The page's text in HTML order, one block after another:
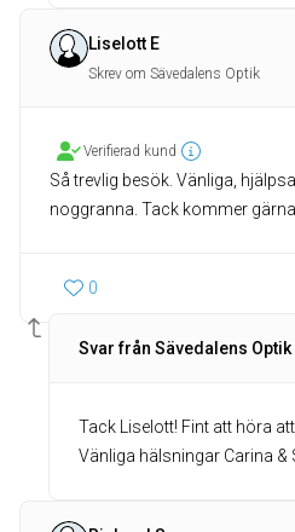
Liselott E
Skrev om Sävedalens Optik
Verifierad kund
Så trevlig besök. Vänliga,
noggranna. Tack kommer
0
Svar från Sävedalens Optik
Tack Liselott! Fint att höra
Vänliga hälsningar Carina &